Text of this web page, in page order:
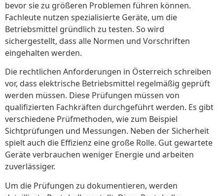
bevor sie zu größeren Problemen führen können.
Fachleute nutzen spezialisierte Geräte, um die
Betriebsmittel gründlich zu testen. So wird
sichergestellt, dass alle Normen und Vorschriften
eingehalten werden.
Die rechtlichen Anforderungen in Österreich schreiben
vor, dass elektrische Betriebsmittel regelmäßig geprüft
werden müssen. Diese Prüfungen müssen von
qualifizierten Fachkräften durchgeführt werden. Es gibt
verschiedene Prüfmethoden, wie zum Beispiel
Sichtprüfungen und Messungen. Neben der Sicherheit
spielt auch die Effizienz eine große Rolle. Gut gewartete
Geräte verbrauchen weniger Energie und arbeiten
zuverlässiger.
Um die Prüfungen zu dokumentieren, werden